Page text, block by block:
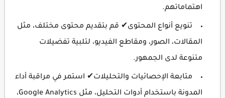
اهتماماتهم.
تنويع أنواع المحتوى✔ قم بتقديم محتوى مختلف، مثل
المقالات، الصور، ومقاطع الفيديو، لتلبية تفضيلات
متنوعة لدى الجمهور.
متابعة الإحصائيات والتحليلات✔ استمر في مراقبة أداء
المدونة باستخدام أدوات التحليل، مثل Google Analytics،